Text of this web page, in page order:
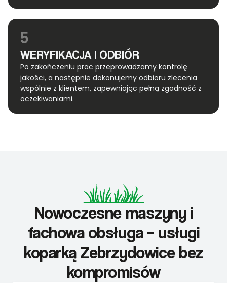
5
WERYFIKACJA I ODBIÓR
Po zakończeniu prac przeprowadzamy kontrolę
jakości, a następnie dokonujemy odbioru zlecenia
wspólnie z klientem, zapewniając pełną zgodność z
oczekiwaniami.
Nowoczesne maszyny i
fachowa obsługa – usługi
koparką Zebrzydowice bez
kompromisów